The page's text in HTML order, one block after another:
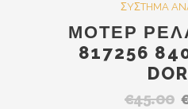
ΣYΣTHMA
ΜΟΤΕΡ
817256
€45.00